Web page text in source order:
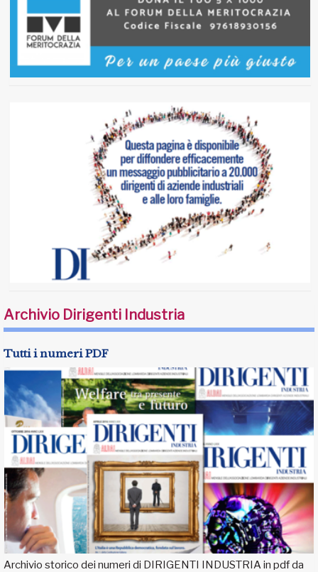
Archivio Dirigenti Industria
Tutti i numeri PDF
Archivio storico dei numeri di DIRIGENTI INDUSTRIA in pdf da